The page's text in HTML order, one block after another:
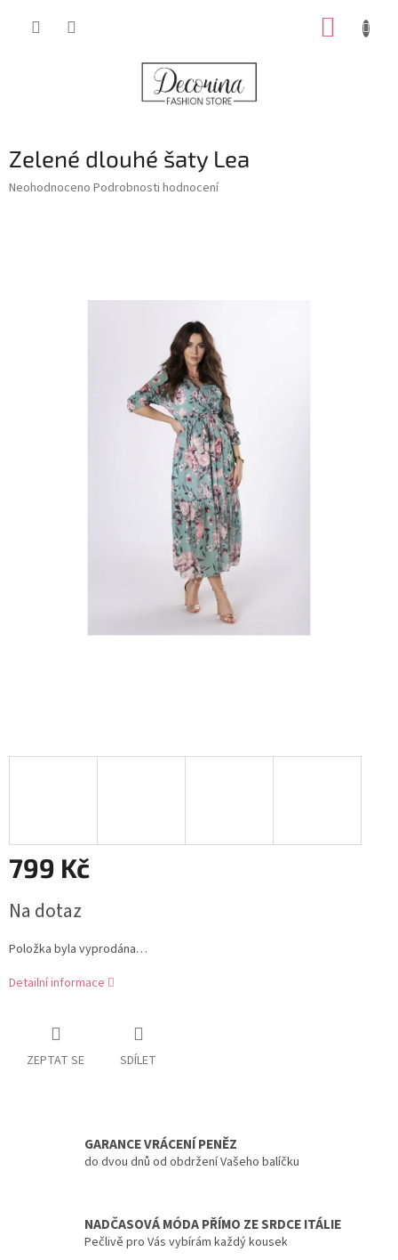
Zelené dlouhé šaty Lea
Průměrné
Neohodnoceno Podrobnosti hodnocení
799 Kč
cena:
Na dotaz
Položka byla vyprodána…
Detailní informace
ZEPTAT SE SDÍLET
GARANCE VRÁCENÍ PENĚZ
do dvou dnů od obdržení Vašeho balíčku
NADČASOVÁ MÓDA PŘÍMO ZE SRDCE ITÁLIE
Pečlivě pro Vás vybírám každý kousek